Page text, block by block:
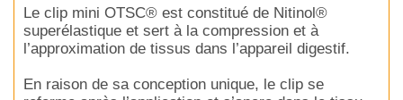
Le clip mini OTSC® est constitué de Nitinol®
superélastique et sert à la compression et à
l’approximation de tissus dans l’appareil digestif.
En raison de sa conception unique, le clip se